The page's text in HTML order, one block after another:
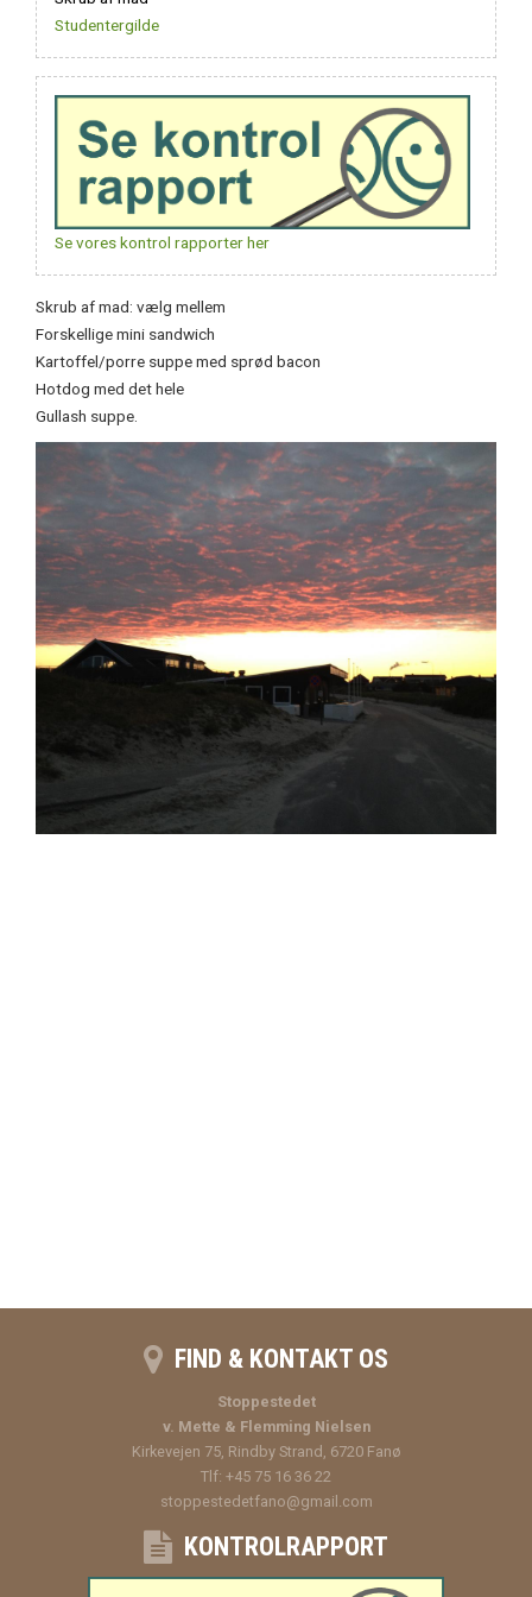
Studentergilde
Studentergilde
Se vores kontrol rapporter her
Skrub af mad: vælg mellem
Forskellige mini sandwich
Kartoffel/porre suppe med sprød bacon
Hotdog med det hele
Gullash suppe.
FIND & KONTAKT OS
Stoppestedet
v. Mette & Flemming Nielsen
Kirkevejen 75, Rindby Strand, 6720 Fanø
Tlf: +45 75 16 36 22
stoppestedetfano@gmail.com
KONTROLRAPPORT